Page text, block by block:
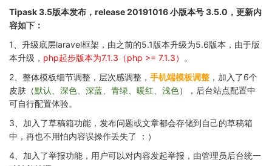
Tipask 3.5版本发布，release 20191016 小版本号 3.5.0，更新内
容如下：
1、升级底层laravel框架，由之前的5.1版本升级为5.6版本，由于版
本升级， php起步版本为7.1.3（php >= 7.1.3）
。
2、整体模板细节调整，层次感调整， 手机端模板调整 ，加入了6个
皮肤（默认、深色、深蓝、青绿、暖红、浅色），后台站点配置中
可自行配置体验。
3、加入了草稿箱功能，发布问题或文章都会存储到自己的草稿箱
中，再也不用怕内容误操作丢失了 ：）
4、加入了举报功能，用户可以对内容发起举报，由管理员后台统一